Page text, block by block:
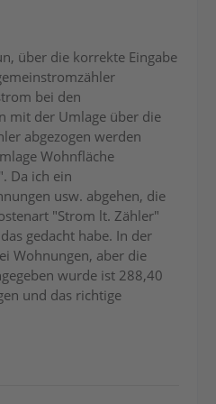
über die korrekte Eingabe
bei den
mit der Umlage über die
abgezogen werden
Wohnfläche
Da ich ein
usw. abgehen, die
"Strom lt. Zähler"
gedacht habe. In der
Wohnungen, aber die
wurde ist 288,40
und das richtige